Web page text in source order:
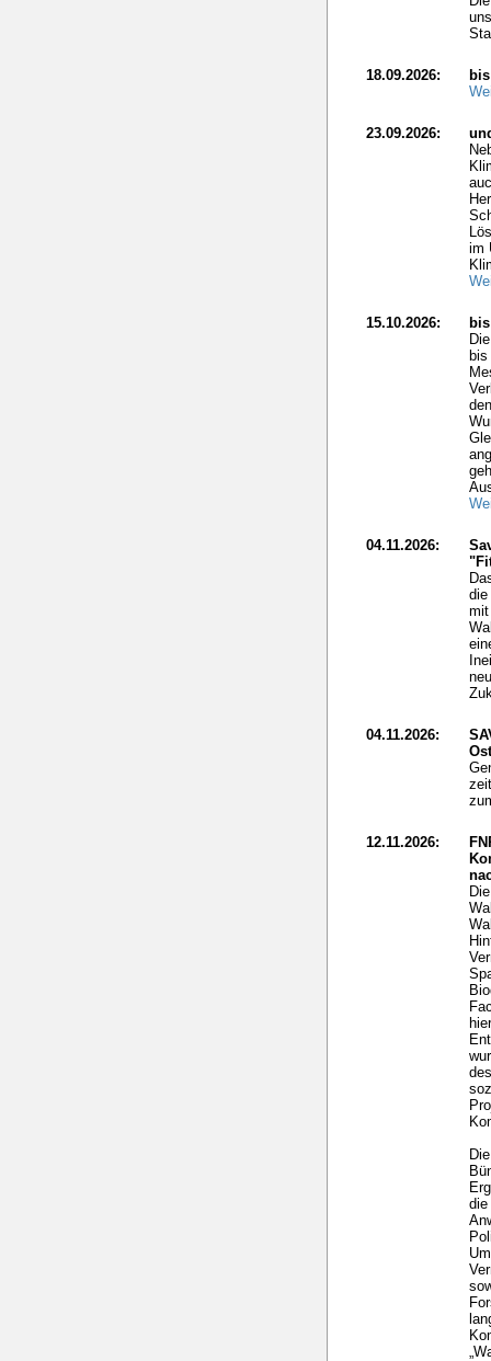
18.09.2026:
bis
23.09.2026:
im
15.10.2026:
bis
bis
04.11.2026:
die
04.11.2026:
12.11.2026: